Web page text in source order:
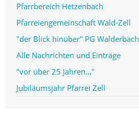
Pfarrbereich Hetzenbach
Pfarreiengemeinschaft Wald-Zell
"der Blick hinüber" PG Walderbach
Alle Nachrichten und Einträge
"vor über 25 Jahren..."
Jubiläumsjahr Pfarrei Zell